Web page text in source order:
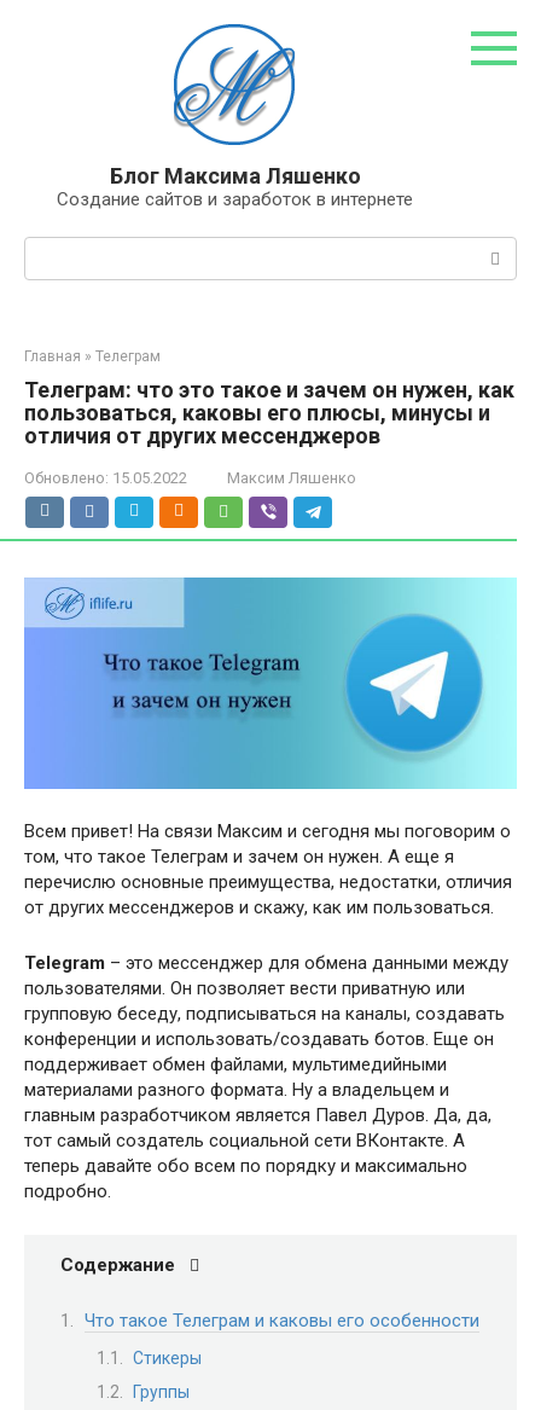
Блог Максима Ляшенко
Создание сайтов и заработок в интернете
Главная » Телеграм
Телеграм: что это такое и зачем он нужен, как
пользоваться, каковы его плюсы, минусы и
отличия от других мессенджеров
Обновлено: 15.05.2022 Максим Ляшенко
Всем привет! На связи Максим и сегодня мы поговорим о
том, что такое Телеграм и зачем он нужен. А еще я
перечислю основные преимущества, недостатки, отличия
от других мессенджеров и скажу, как им пользоваться.
Telegram – это мессенджер для обмена данными между
пользователями. Он позволяет вести приватную или
групповую беседу, подписываться на каналы, создавать
конференции и использовать/создавать ботов. Еще он
поддерживает обмен файлами, мультимедийными
материалами разного формата. Ну а владельцем и
главным разработчиком является Павел Дуров. Да, да,
тот самый создатель социальной сети ВКонтакте. А
теперь давайте обо всем по порядку и максимально
подробно.
Содержание
Что такое Телеграм и каковы его особенности
Стикеры
Группы